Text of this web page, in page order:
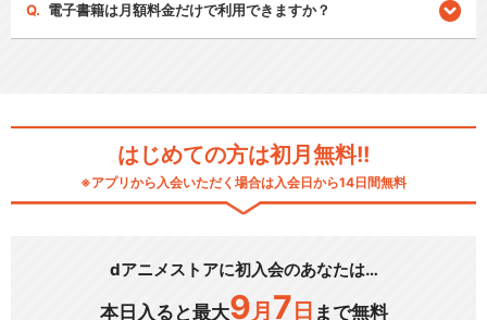
電子書籍は月額料金だけで利用できますか？
はじめての方は初月無料!!
※アプリから入会いただく場合は入会日から14日間無料
dアニメストアに初入会のあなたは…
本日入ると最大9 月 7 日 まで無料